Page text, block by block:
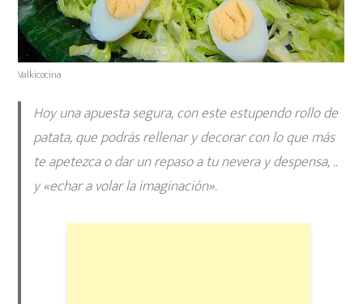
Valkicocina
Hoy una apuesta segura, con este estupendo rollo de
patata, que podrás rellenar y decorar con lo que más
te apetezca o dar un repaso a tu nevera y despensa, ..
y «echar a volar la imaginación».